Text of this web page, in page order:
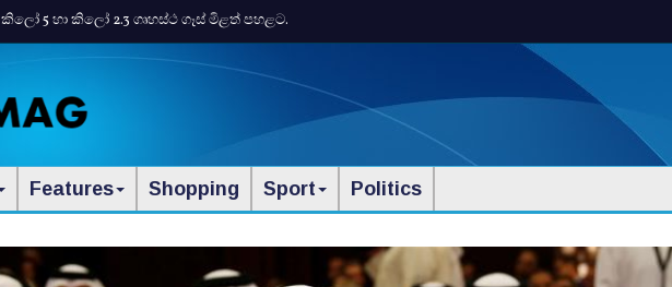
කිලෝ 5 හා කිලෝ 2.3 ගෘහස්ථ ගෑස් මිළත් පහළට.
Features Shopping Sport Politics